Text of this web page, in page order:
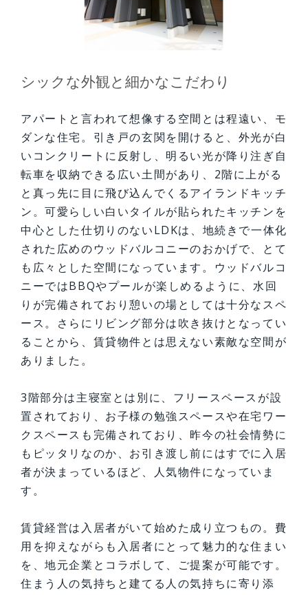
シックな外観と細かなこだわり
アパートと言われて想像する空間とは程遠い、モ
ダンな住宅。引き戸の玄関を開けると、外光が白
いコンクリートに反射し、明るい光が降り注ぎ自
転車を収納できる広い土間があり、2階に上がる
と真っ先に目に飛び込んでくるアイランドキッチ
ン。可愛らしい白いタイルが貼られたキッチンを
中心とした仕切りのないLDKは、地続きで一体化
された広めのウッドバルコニーのおかげで、とて
も広々とした空間になっています。ウッドバルコ
ニーではBBQやプールが楽しめるように、水回
りが完備されており憩いの場としては十分なスペ
ース。さらにリビング部分は吹き抜けとなってい
ることから、賃貸物件とは思えない素敵な空間が
ありました。
3階部分は主寝室とは別に、フリースペースが設
置されており、お子様の勉強スペースや在宅ワー
クスペースも完備されており、昨今の社会情勢に
もピッタリなのか、お引き渡し前にはすでに入居
者が決まっているほど、人気物件になっていま
す。
賃貸経営は入居者がいて始めた成り立つもの。費
用を抑えながらも入居者にとって魅力的な住まい
を、地元企業とコラボして、ご提案が可能です。
住まう人の気持ちと建てる人の気持ちに寄り添